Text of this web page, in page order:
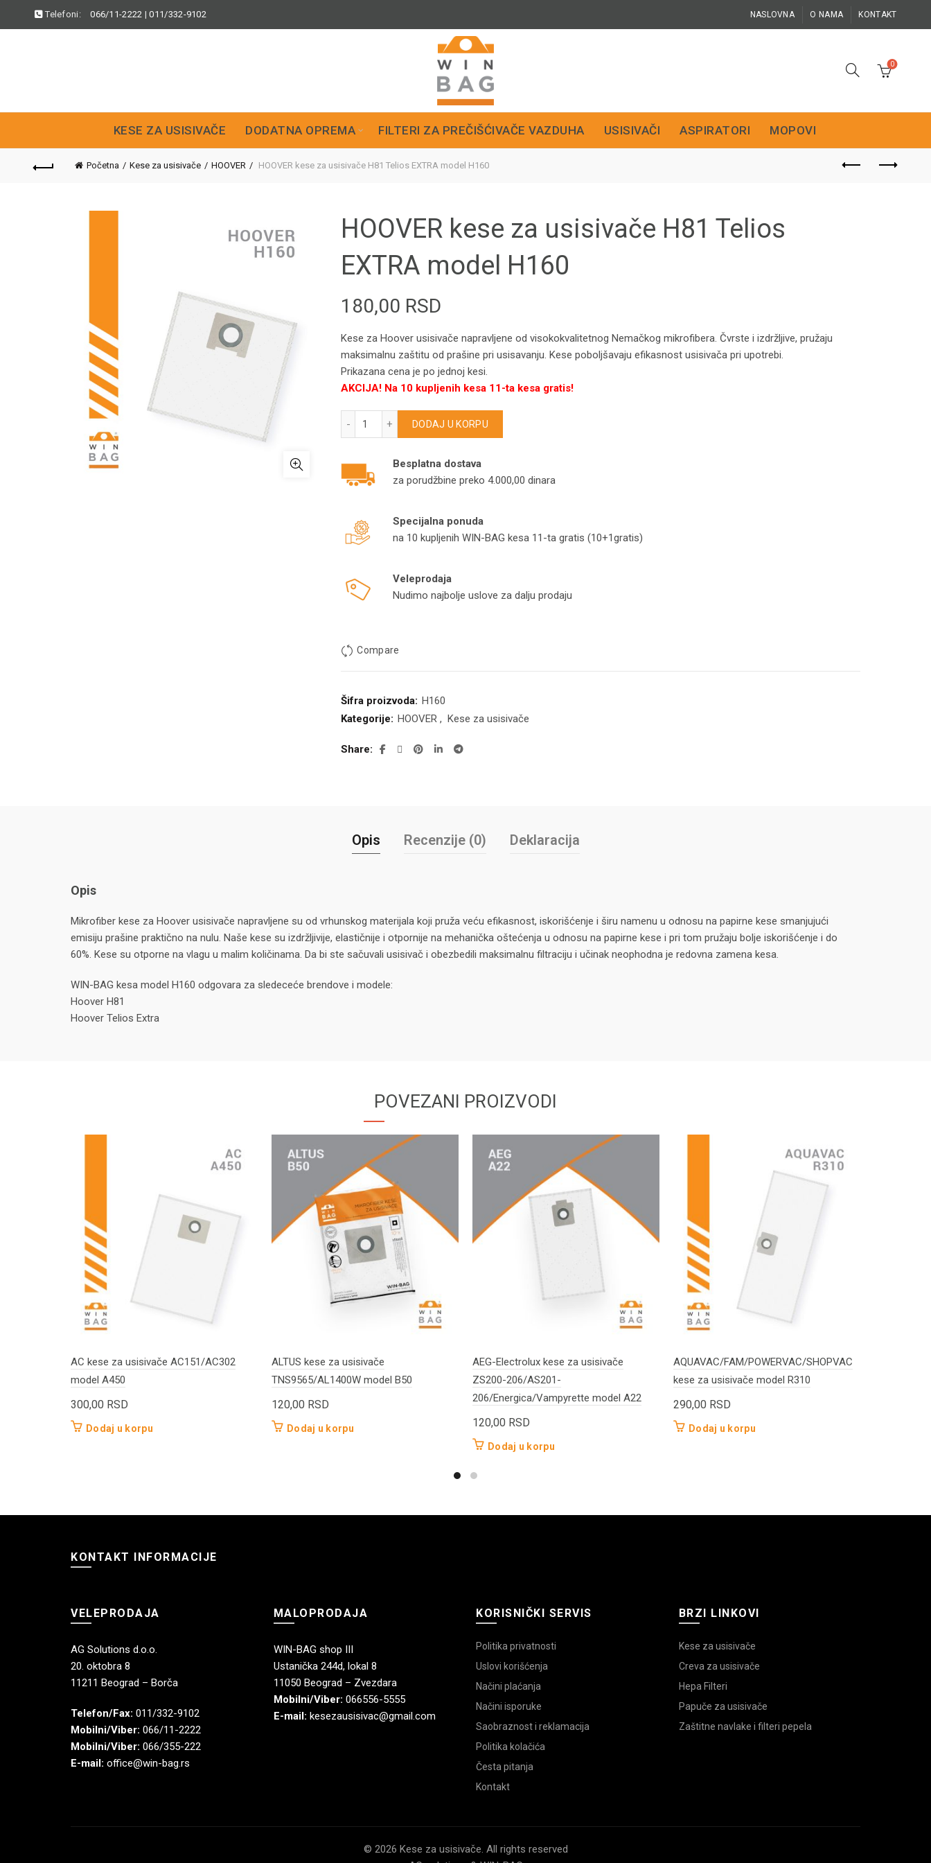
Telefoni: 066/11-2222 |011/332-9102 NASLOVNA O NAMA KONTAKT
0
KESE ZA USISIVAČE DODATNA OPREMA FILTERI ZA PREČIŠĆIVAČE VAZDUHA USISIVAČI ASPIRATORI MOPOVI
Početna Kese za usisivače HOOVER HOOVER kese za usisivače H81 Telios EXTRA model H160
HOOVER kese za usisivače H81 Telios
EXTRA model H160
180,00 RSD
Kese za Hoover usisivače napravljene od visokokvalitetnog Nemačkog mikrofibera. Čvrste i izdržljive, pružaju
maksimalnu zaštitu od prašine pri usisavanju. Kese poboljšavaju efikasnost usisivača pri upotrebi.
Prikazana cena je po jednoj kesi.
AKCIJA! Na 10 kupljenih kesa 11-ta kesa gratis!
DODAJ U KORPU
Besplatna dostava
za porudžbine preko 4.000,00 dinara
Specijalna ponuda
na 10 kupljenih WIN-BAG kesa 11-ta gratis (10+1gratis)
Veleprodaja
Nudimo najbolje uslove za dalju prodaju
Compare
Šifra proizvoda: H160
Kategorije: HOOVER , Kese za usisivače
Share
Opis Recenzije (0) Deklaracija
Opis
Mikrofiber kese za Hoover usisivače napravljene su od vrhunskog materijala koji pruža veću efikasnost, iskorišćenje i širu namenu u odnosu na papirne kese smanjujući
emisiju prašine praktično na nulu. Naše kese su izdržljivije, elastičnije i otpornije na mehanička oštećenja u odnosu na papirne kese i pri tom pružaju bolje iskorišćenje i do
60%. Kese su otporne na vlagu u malim količinama. Da bi ste sačuvali usisivač i obezbedili maksimalnu filtraciju i učinak neophodna je redovna zamena kesa.
WIN-BAG kesa model H160 odgovara za sledeceće brendove i modele:
Hoover H81
Hoover Telios Extra
POVEZANI PROIZVODI
AC kese za usisivače AC151/AC302
model A450
300,00 RSD
Dodaj u korpu
ALTUS kese za usisivače
TNS9565/AL1400W model B50
120,00 RSD
Dodaj u korpu
AEG-Electrolux kese za usisivače
ZS200-206/AS201-
206/Energica/Vampyrette model A22
120,00 RSD
Dodaj u korpu
AQUAVAC/FAM/POWERVAC/SHOPVAC
kese za usisivače model R310
290,00 RSD
Dodaj u korpu
KONTAKT INFORMACIJE
VELEPRODAJA
AG Solutions d.o.o.
20. oktobra 8
11211 Beograd – Borča
Telefon/Fax: 011/332-9102
Mobilni/Viber: 066/11-2222
Mobilni/Viber: 066/355-222
E-mail: office@win-bag.rs
MALOPRODAJA
WIN-BAG shop III
Ustanička 244d, lokal 8
11050 Beograd – Zvezdara
Mobilni/Viber: 066556-5555
E-mail: kesezausisivac@gmail.com
KORISNIČKI SERVIS
Politika privatnosti
Uslovi korišćenja
Načini plaćanja
Načini isporuke
Saobraznost i reklamacija
Politika kolačića
Česta pitanja
Kontakt
BRZI LINKOVI
Kese za usisivače
Creva za usisivače
Hepa Filteri
Papuče za usisivače
Zaštitne navlake i filteri pepela
© 2026 Kese za usisivače. All rights reserved